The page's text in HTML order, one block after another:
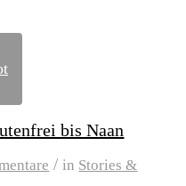
bis Naan
/ in Stories &